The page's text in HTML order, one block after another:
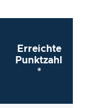
Erreichte
Punktzahl
*